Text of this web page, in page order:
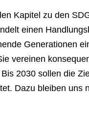
Kapitel zu den
einen
Generationen
vereinen
2030 sollen die
Dazu bleiben uns